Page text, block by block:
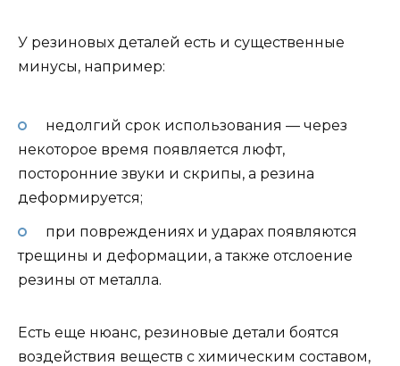
У резиновых деталей есть и существенные
минусы, например:
недолгий срок использования — через
некоторое время появляется люфт,
посторонние звуки и скрипы, а резина
деформируется;
при повреждениях и ударах появляются
трещины и деформации, а также отслоение
резины от металла.
Есть еще нюанс, резиновые детали боятся
воздействия веществ с химическим составом,